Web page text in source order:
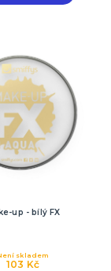
up - bílý FX
103 Kč
skladem